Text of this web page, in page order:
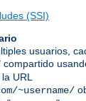
(SSI)
usuarios,
URL
~username/